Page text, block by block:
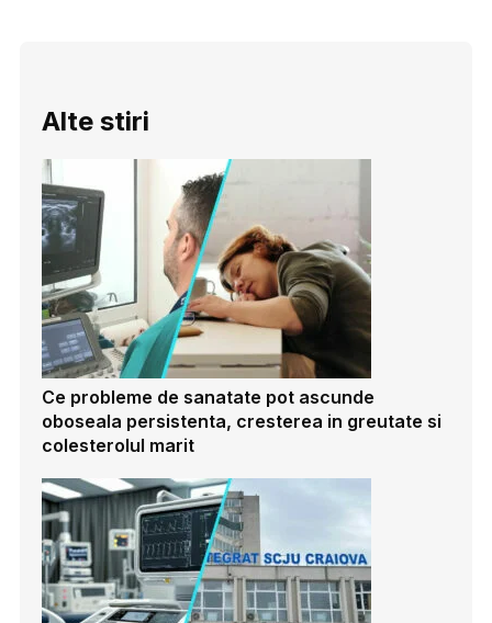
Alte stiri
Ce probleme de sanatate pot ascunde
oboseala persistenta, cresterea in greutate si
colesterolul marit